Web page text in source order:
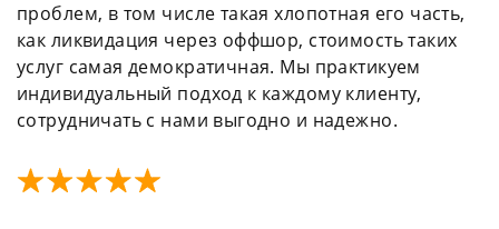
проблем, в том числе такая хлопотная его часть,
как ликвидация через оффшор, стоимость таких
услуг самая демократичная. Мы практикуем
индивидуальный подход к каждому клиенту,
сотрудничать с нами выгодно и надежно.